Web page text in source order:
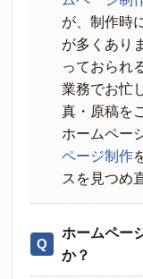
が、制作時
が多くあり
っておられ
業務でお忙
真・原稿を
ホームペー
ページ制作
スを見つめ
ホームペー
か？